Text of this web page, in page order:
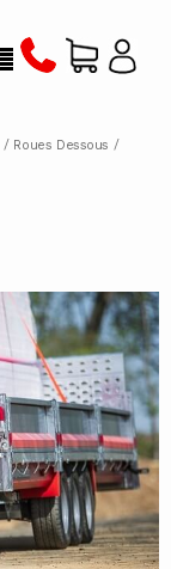
/ Roues Dessous /